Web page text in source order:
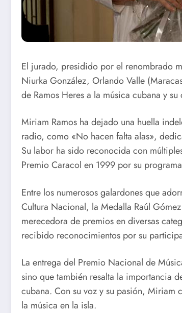
El jurado, presidido por el renombrado
Niurka González, Orlando Valle
de Ramos Heres a la música cubana y
Miriam Ramos ha dejado una huella
radio, como «No hacen falta alas»,
Su labor ha sido reconocida con
Premio Caracol en 1999 por su
Entre los numerosos galardones que
Cultura Nacional, la Medalla Raúl
merecedora de premios en diversas
recibido reconocimientos por su
La entrega del Premio Nacional de
sino que también resalta la importancia
cubana. Con su voz y su pasión, Miriam
la música en la isla.
Raptus Saxo
Germán en
Conciertos
Compartidos
Cuba en los
Centroameri